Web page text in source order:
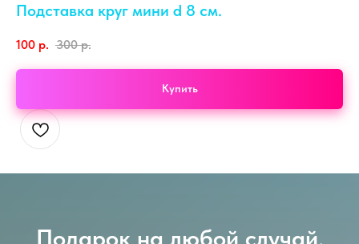
Подставка круг мини d 8 см.
100 р. 300 р.
Купить
Подарок на любой случай.